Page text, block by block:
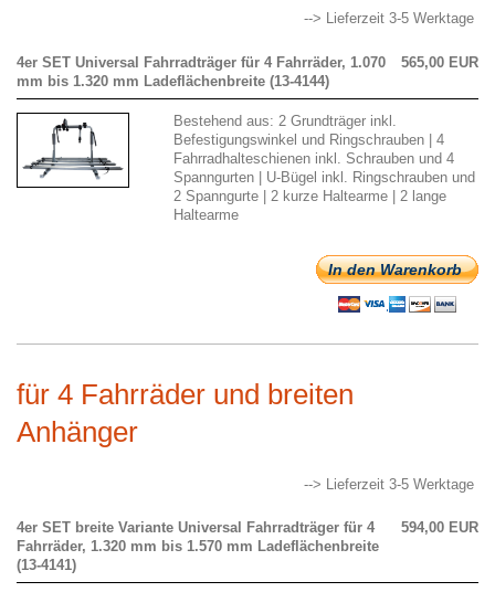
--> Lieferzeit 3-5 Werktage
4er SET Universal Fahrradträger für 4 Fahrräder, 1.070
mm bis 1.320 mm Ladeflächenbreite (13-4144)
565,00 EUR
Bestehend aus: 2 Grundträger inkl.
Befestigungswinkel und Ringschrauben | 4
Fahrradhalteschienen inkl. Schrauben und 4
Spanngurten | U-Bügel inkl. Ringschrauben und
2 Spanngurte | 2 kurze Haltearme | 2 lange
Haltearme
In den Warenkorb
für 4 Fahrräder und breiten
Anhänger
--> Lieferzeit 3-5 Werktage
4er SET breite Variante Universal Fahrradträger für 4
Fahrräder, 1.320 mm bis 1.570 mm Ladeflächenbreite
(13-4141)
594,00 EUR